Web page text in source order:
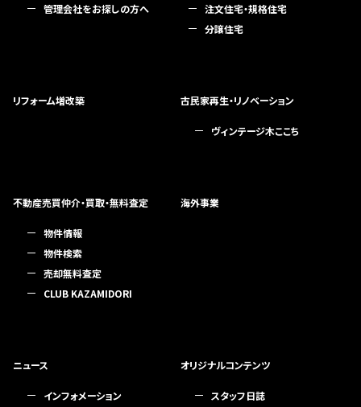
管理会社をお探しの方へ
注文住宅・規格住宅
分譲住宅
リフォーム増改築 古民家再生・リノベーション
ヴィンテージ木ここち
不動産売買仲介・買取・無料査定
物件情報
物件検索
売却無料査定
CLUB KAZAMIDORI
海外事業
ニュース
インフォメーション
オリジナルコンテンツ
スタッフ日誌